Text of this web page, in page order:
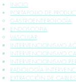
INICIO
PORTAFOLIO DE
GASTROENTEROLOGÍA
ENDOSCOPIA
VASCULAR
INTERVENCIONISMO
INTERVENCIONISMO
INTERVENCIONISMO
RADIOLOGÍA
EXTRACCIÓN DE